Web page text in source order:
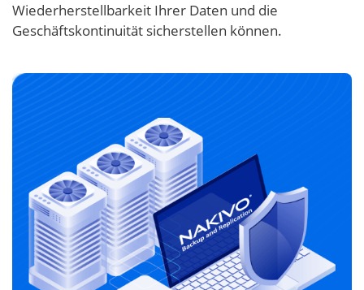
Wiederherstellbarkeit Ihrer Daten und die
Geschäftskontinuität sicherstellen können.